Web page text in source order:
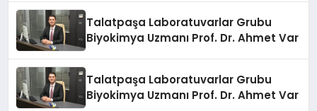
Talatpaşa Laboratuvarlar Grubu
Biyokimya Uzmanı Prof. Dr. Ahmet Var
Talatpaşa Laboratuvarlar Grubu
Biyokimya Uzmanı Prof. Dr. Ahmet Var